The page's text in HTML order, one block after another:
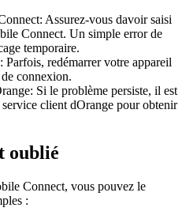
Assurez-vous davoir saisi
Connect. Un simple error de
temporaire.
Parfois, redémarrer votre appareil
connexion.
Si le problème persiste, il est
client dOrange pour obtenir
oublié
Connect, vous pouvez le
: